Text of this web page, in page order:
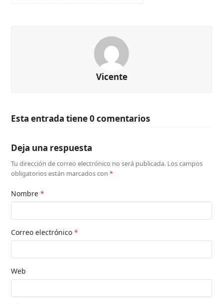
Vicente
Esta entrada tiene 0 comentarios
Deja una respuesta
Tu dirección de correo electrónico no será publicada. Los campos
obligatorios están marcados con*
Nombre*
Correo electrónico*
Web